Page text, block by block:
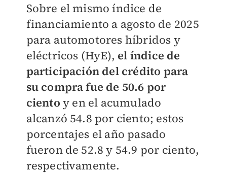
Sobre el mismo índice de
financiamiento a agosto de 2025
para automotores híbridos y
eléctricos (HyE), el índice de
participación del crédito para
su compra fue de 50.6 por
ciento y en el acumulado
alcanzó 54.8 por ciento; estos
porcentajes el año pasado
fueron de 52.8 y 54.9 por ciento,
respectivamente.